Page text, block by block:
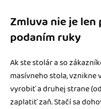
Zmluva nie je
podaním ruky
Ak ste stolár a so
masívneho stola, vznikne
vyrobiť a druhej strane
zaplatiť zaň. Stačí sa